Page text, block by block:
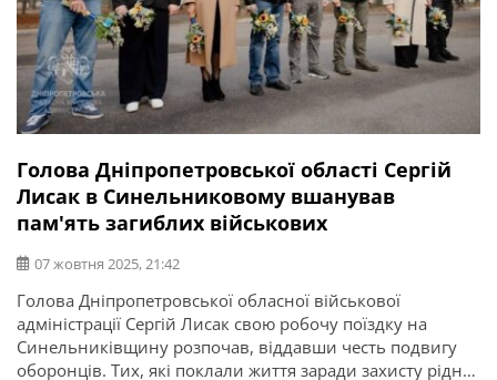
Голова Дніпропетровської області Сергій
Лисак в Синельниковому вшанував
пам'ять загиблих військових
07 жовтня 2025, 21:42
Голова Дніпропетровської обласної військової
адміністрації Сергій Лисак свою робочу поїздку на
Синельниківщину розпочав, віддавши честь подвигу
оборонців. Тих, які поклали життя заради захисту рідної